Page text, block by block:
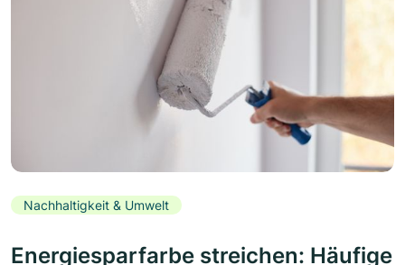
Nachhaltigkeit & Umwelt
Energiesparfarbe streichen: Häufige